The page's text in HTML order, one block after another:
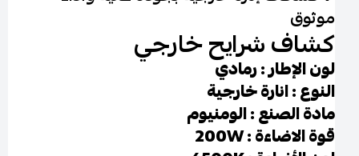
موثوق
كشاف شرايح خارجي
لون الإطار : رمادي
النوع : انارة خارجية
مادة الصنع : الومنيوم
قوة الاضاءة : 200W